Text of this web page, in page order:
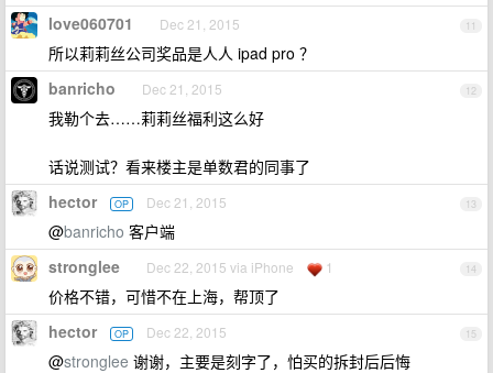
11
love060701 Dec 21, 2015
所以莉莉丝公司奖品是人人 ipad pro ？
12
banricho Dec 21, 2015
我勒个去……莉莉丝福利这么好
话说测试？看来楼主是单数君的同事了
13
hector OP Dec 21, 2015
@banricho 客户端
14
stronglee Dec 22, 2015 via iPhone 1
价格不错，可惜不在上海，帮顶了
15
hector OP Dec 22, 2015
@stronglee 谢谢，主要是刻字了，怕买的拆封后后悔